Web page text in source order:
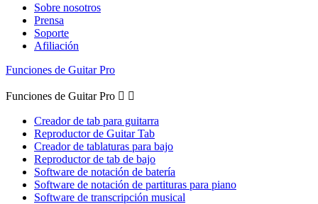
Sobre nosotros
Prensa
Soporte
Afiliación
Funciones de Guitar Pro
Funciones de Guitar Pro  
Creador de tab para guitarra
Reproductor de Guitar Tab
Creador de tablaturas para bajo
Reproductor de tab de bajo
Software de notación de batería
Software de notación de partituras para piano
Software de transcripción musical